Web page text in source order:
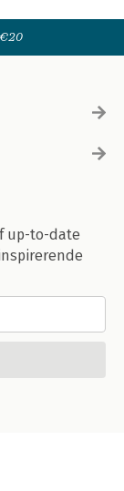
up-to-date